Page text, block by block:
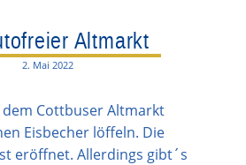
Altmarkt
2. Mai 2022
dem Cottbuser Altmarkt
Eisbecher löffeln. Die
eröffnet. Allerdings gibt´s